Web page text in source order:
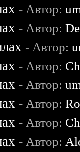
- Автор:
- Автор:
- Автор:
- Автор:
- Автор:
- Автор:
- Автор:
- Автор: